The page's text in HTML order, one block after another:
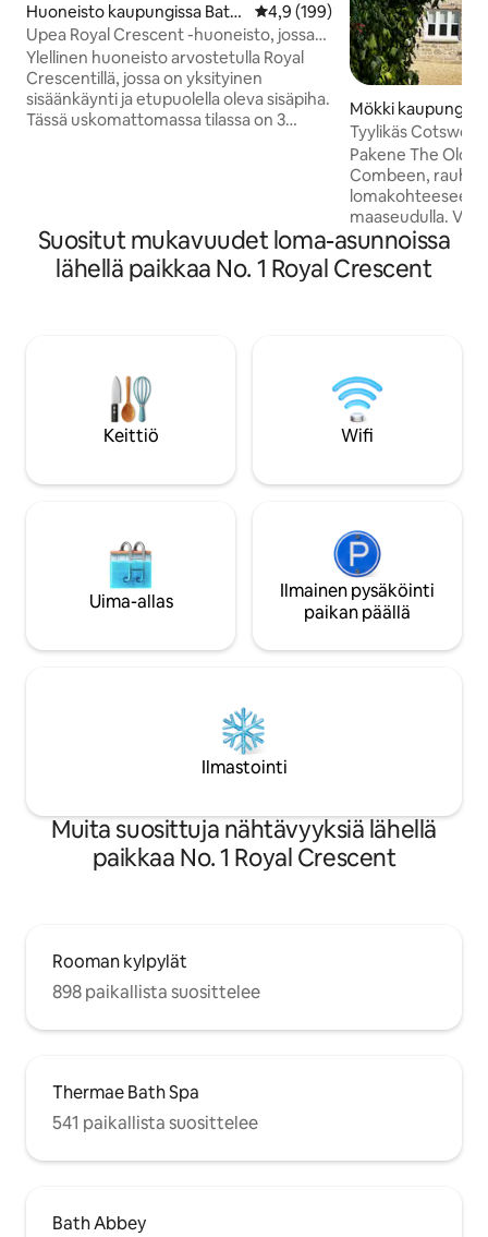
Huoneisto kaupungissa Bath
and North East Somerset
Keskimääräinen arvio 4,9/5,
4,9 (199)
Upea Royal Crescent -huoneisto, jossa
on 3 makuuhuonetta
Ylellinen huoneisto arvostetulla Royal
Crescentillä, jossa on yksityinen
sisäänkäynti ja etupuolella oleva sisäpiha.
Tässä uskomattomassa tilassa on 3
Bathin lukuisat kaupat, baarit ja ravintolat
ovat vain lyhyen kävelymatkan päässä
Mökki
ombe
Tyylikäs
| Pysäköinti ja
Pakene The Old
Combeen,
lomakohteeseesi
maaseudulla.
päässä
kauniisti
viihtyisä
kanavan rannalla
Vanhassa
ultranopea WiFi,
sähköautolaturi.
Suositut mukavuudet loma-asunnoissa
lähellä paikkaa No. 1 Royal Crescent
Keittiö Wifi
Uima-allas
Ilmainen pysäköinti
paikan päällä
Ilmastointi
Muita suosittuja nähtävyyksiä lähellä
paikkaa No. 1 Royal Crescent
Rooman kylpylät
898 paikallista suosittelee
Thermae Bath Spa
541 paikallista suosittelee
Bath Abbey